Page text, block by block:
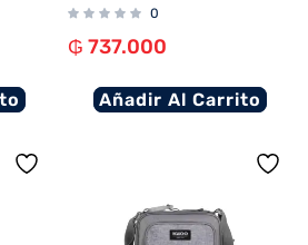
0
₲ 737.000
Añadir Al Carrito